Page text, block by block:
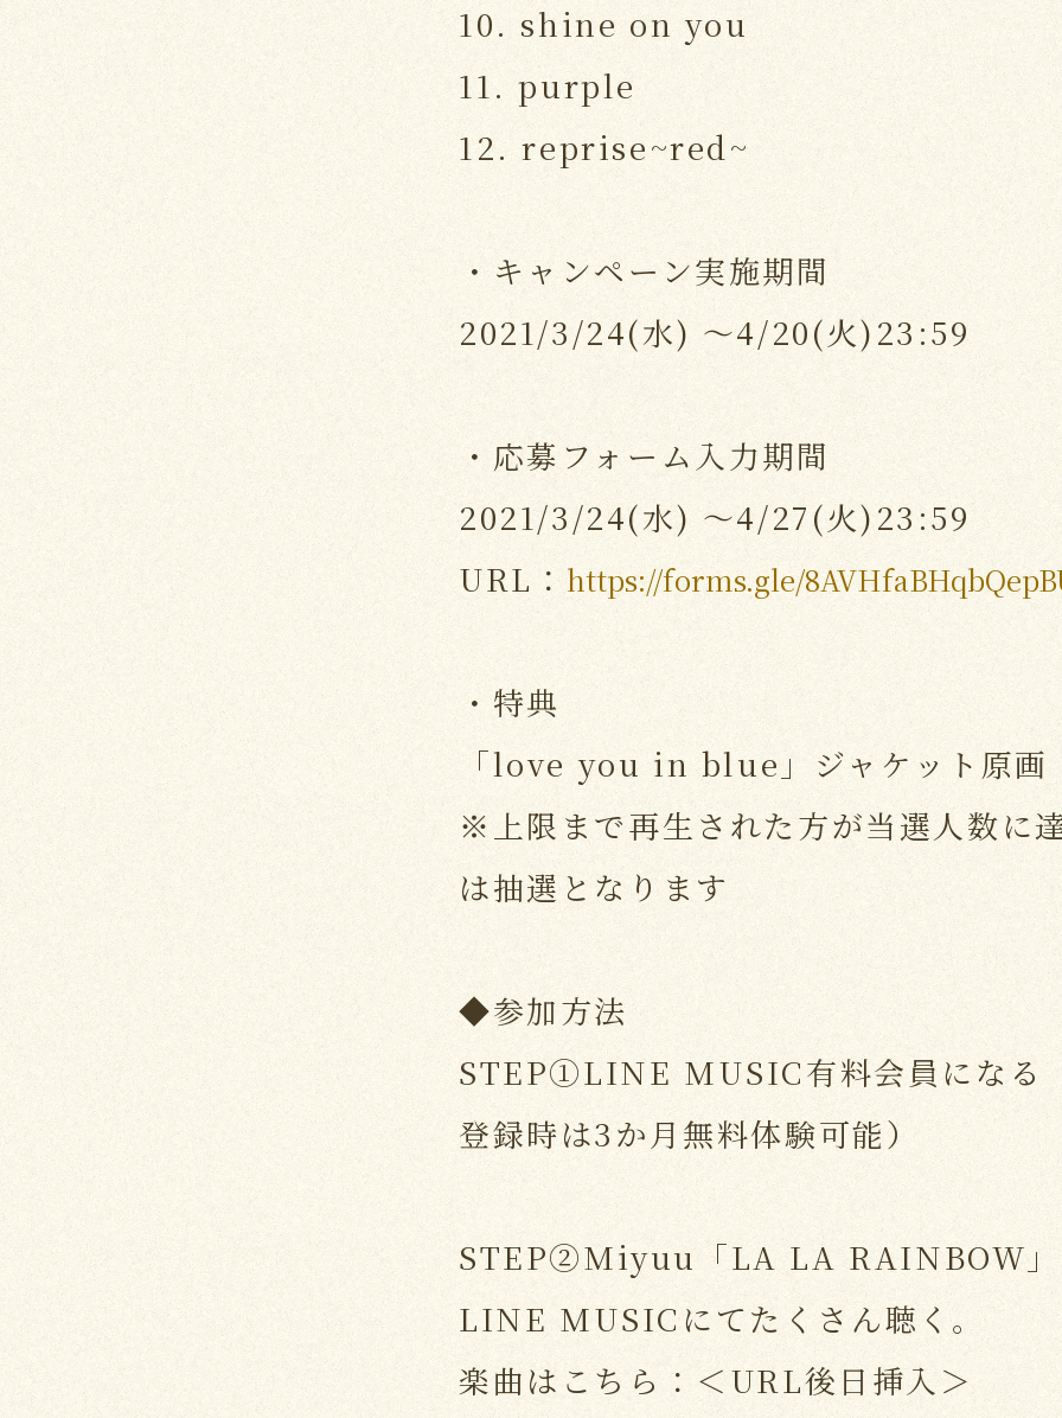
10. shine on you
11. purple
12. reprise~red~
・キャンペーン実施期間
2021/3/24(水) ～4/20(火)23:59
・応募フォーム入力期間
2021/3/24(水) ～4/27(火)23:59
URL： https://forms.gle/
・特典
「love you in blue」ジャケット原画
※上限まで再生された方が当選人数に
は抽選となります
◆参加方法
STEP①LINE MUSIC有料会員になる
登録時は3か月無料体験可能）
STEP②Miyuu「LA LA RAINBOW」
LINE MUSICにてたくさん聴く。
楽曲はこちら：＜URL後日挿入＞